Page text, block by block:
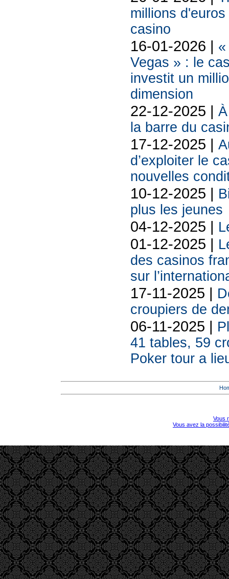
millions
casino
16-01-2026 |
Vegas » : le
investit un
dimension
22-12-2025 |
la barre du
17-12-2025 |
d’exploiter le
nouvelles
10-12-2025 |
plus les jeunes
04-12-2025 |
01-12-2025 |
des casinos
sur
17-11-2025 |
croupiers de
06-11-2025 |
41 tables, 59
Poker tour a
Vous
Vous avez la